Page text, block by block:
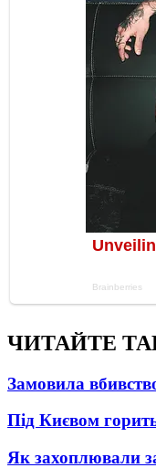
ЧИТАЙТЕ
Замовила
Під Києвом
Як захоплювали